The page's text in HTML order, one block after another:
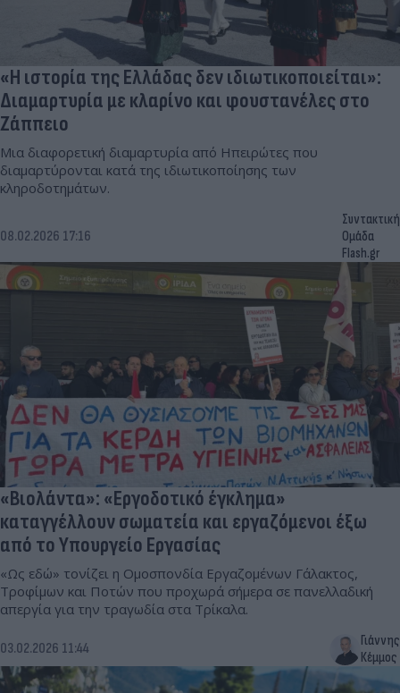
«Η ιστορία της Ελλάδας δεν ιδιωτικοποιείται»:
Διαμαρτυρία με κλαρίνο και φουστανέλες στο
Ζάππειο
Μια διαφορετική διαμαρτυρία από Ηπειρώτες που
διαμαρτύρονται κατά της ιδιωτικοποίησης των
κληροδοτημάτων.
08.02.2026 17:16
Συντακτική
Ομάδα
Flash.gr
«Βιολάντα»: «Εργοδοτικό έγκλημα»
καταγγέλλουν σωματεία και εργαζόμενοι έξω
από το Υπουργείο Εργασίας
«Ως εδώ» τονίζει η Ομοσπονδία Εργαζομένων Γάλακτος,
Τροφίμων και Ποτών που προχωρά σήμερα σε πανελλαδική
απεργία για την τραγωδία στα Τρίκαλα.
03.02.2026 11:44
Γιάννης
Κέμμος